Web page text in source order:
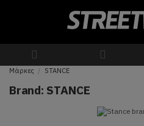
Μάρκες STANCE
Brand: STANCE